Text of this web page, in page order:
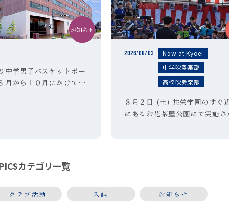
中学
クラブ活動
お知らせ
中学男子バスケットボー
月から１０月にかけて部
2026/08/03
Now at Kyoei
中学吹奏楽部
高校吹奏楽部
８月２日 (土) 共栄学園のすぐ
にあるお花茶屋公園にて実施さ
カテゴリ一覧
クラブ活動 入試 お知らせ